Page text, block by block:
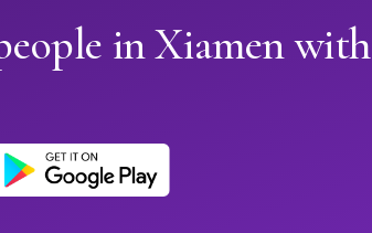
in Xiamen with